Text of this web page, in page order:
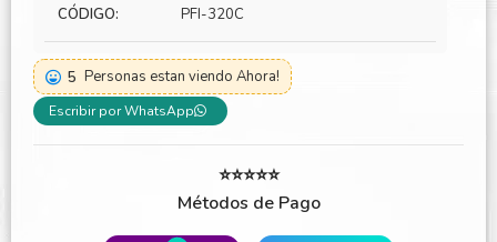
CÓDIGO: PFI-320C
5 Personas estan viendo Ahora!
Escribir por WhatsApp
⭐⭐⭐⭐⭐
Métodos de Pago